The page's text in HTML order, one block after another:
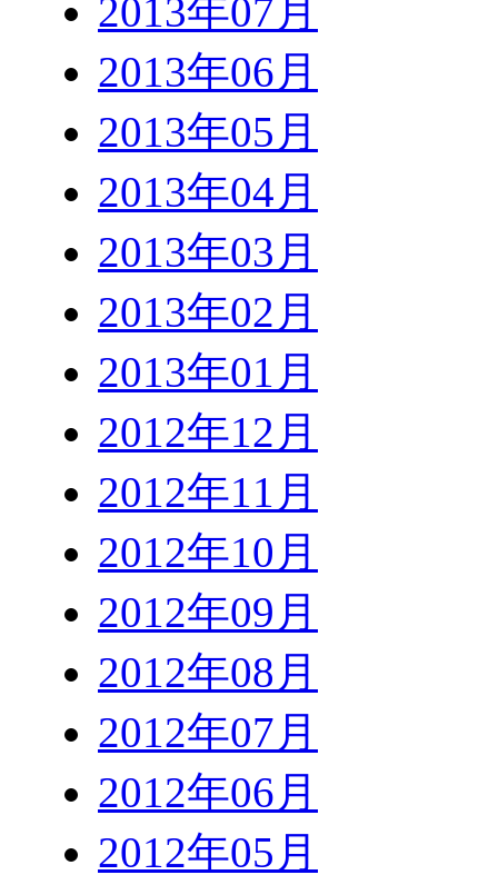
2013年07月
2013年06月
2013年05月
2013年04月
2013年03月
2013年02月
2013年01月
2012年12月
2012年11月
2012年10月
2012年09月
2012年08月
2012年07月
2012年06月
2012年05月